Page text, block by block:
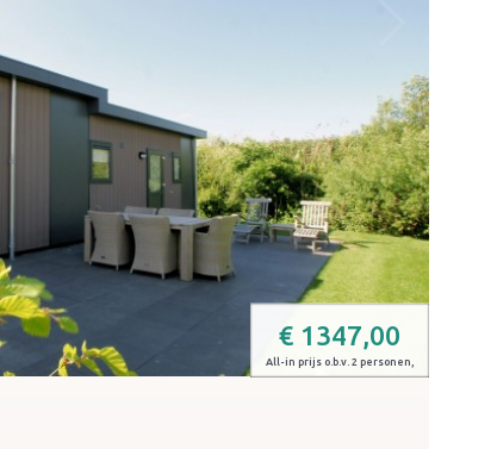
€ 1347,00
All-in prijs o.b.v. 2 personen,